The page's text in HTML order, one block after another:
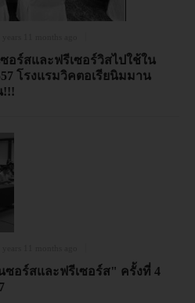
ร์สและฟรีเซอร์วิสไปใช้ใน
โรงแรมวิคตอเรียนิมมาน
!!!
อร์สและฟรีเซอร์ส" ครั้งที่ 4